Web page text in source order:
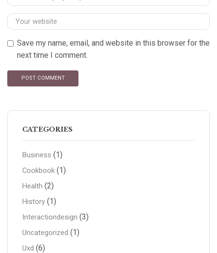
Save my name, email, and website in this browser for the
next time I comment.
CATEGORIES
Business (1)
Cookbook (1)
Health (2)
History (1)
Interactiondesign (3)
Uncategorized (1)
Uxd (6)